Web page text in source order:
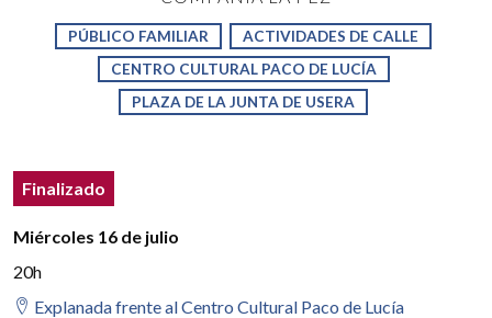
PÚBLICO FAMILIAR
ACTIVIDADES DE CALLE
CENTRO CULTURAL PACO DE LUCÍA
PLAZA DE LA JUNTA DE USERA
Estado del evento
Estado:
Finalizado
Detalles del evento
Miércoles 16 de julio
20h
Explanada frente al Centro Cultural Paco de Lucía